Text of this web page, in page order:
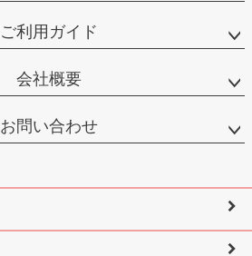
ご利用ガイド
会社概要
お問い合わせ